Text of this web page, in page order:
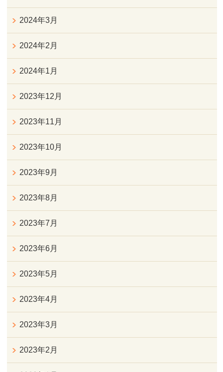
2024年3月
2024年2月
2024年1月
2023年12月
2023年11月
2023年10月
2023年9月
2023年8月
2023年7月
2023年6月
2023年5月
2023年4月
2023年3月
2023年2月